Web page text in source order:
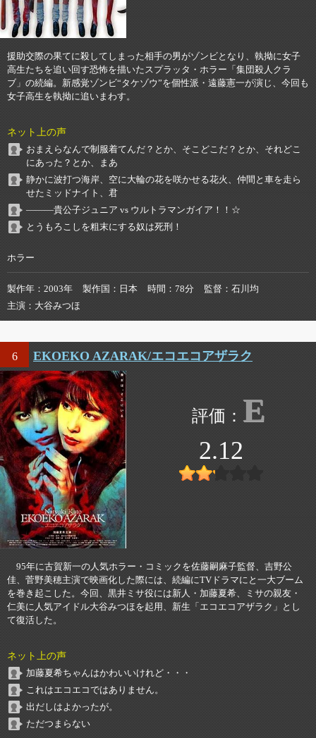
援助交際の果てに殺してしまった相手の男がゾンビとなり、執拗に女子
高生たちを追い回す恐怖を描いたスプラッタ・ホラー「集団殺人クラ
ブ」の続編。新感覚ゾンビ“タケゾウ”を個性派・遠藤憲一が演じ、今回も
女子高生を執拗に追いまわす。
ネット上の声
おまえらなんで制服着てんだ？とか、そこどこだ？とか、それどこ
にあった？とか、まあ
静かに波打つ海岸、空に大輪の花を咲かせる花火、仲間と車を走ら
せたミッドナイト、君
―――貴公子ジュニア vs ウルトラマンガイア！！☆
とうもろこしを粗末にする奴は死刑！
ホラー
製作年 2003年 製作国 日本 時間 78分 監督
石川均
主演
大谷みつほ
6 EKOEKO AZARAK/エコエコアザラク
E
2.12
95年に古賀新一の人気ホラー・コミックを佐藤嗣麻子監督、吉野公
佳、菅野美穂主演で映画化した際には、続編にTVドラマにと一大ブーム
を巻き起こした。今回、黒井ミサ役には新人・加藤夏希、ミサの親友・
仁美に人気アイドル大谷みつほを起用、新生「エコエコアザラク」とし
て復活した。
ネット上の声
加藤夏希ちゃんはかわいいけれど・・・
これはエコエコではありません。
出だしはよかったが。
ただつまらない